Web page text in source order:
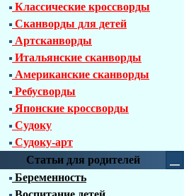
Классические кроссворды
Сканворды для детей
Артсканворды
Итальянские сканворды
Американские сканворды
Ребусворды
Японские кроссворды
Судоку
Судоку-арт
Статьи для родителей
Беременность